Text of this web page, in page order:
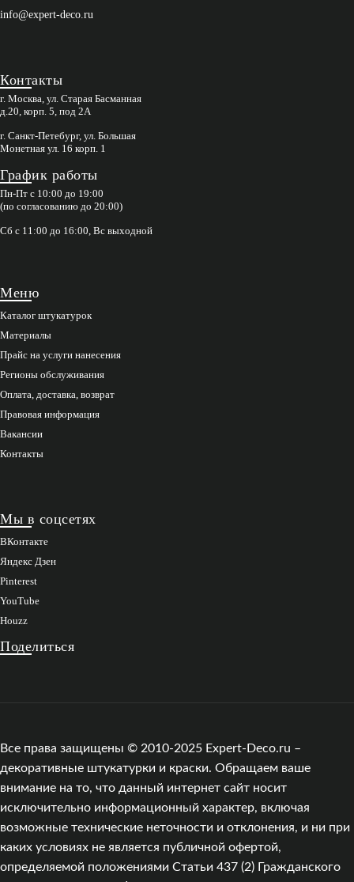
info@expert-deco.ru
Контакты
г. Москва, ул. Старая Басманная
д.20, корп. 5, под 2А
г. Санкт-Петебург, ул. Большая
Монетная ул. 16 корп. 1
График работы
Пн-Пт с 10:00 до 19:00
(по согласованию до 20:00)
Сб с 11:00 до 16:00, Вс выходной
Меню
Каталог штукатурок
Материалы
Прайс на услуги нанесения
Регионы обслуживания
Оплата, доставка, возврат
Правовая информация
Вакансии
Контакты
Мы в соцсетях
ВКонтакте
Яндекс Дзен
Pinterest
YouTube
Houzz
Поделиться
Все права защищены © 2010-2025 Expert-Deco.ru –
декоративные штукатурки и краски. Обращаем ваше
внимание на то, что данный интернет сайт носит
исключительно информационный характер, включая
возможные технические неточности и отклонения, и ни при
каких условиях не является публичной офертой,
определяемой положениями Статьи 437 (2) Гражданского